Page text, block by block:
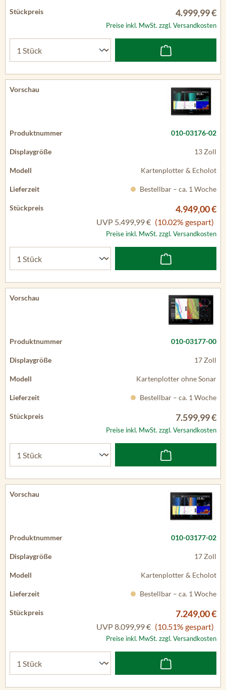
4.999,99 €
Preise inkl. MwSt. zzgl. Versandkosten
010-03176-02
13 Zoll
Kartenplotter & Echolot
Bestellbar – ca. 1 Woche
4.949,00 €
UVP 5.499,99 € (10.02% gespart)
Preise inkl. MwSt. zzgl. Versandkosten
010-03177-00
17 Zoll
Kartenplotter ohne Sonar
Bestellbar – ca. 1 Woche
7.599,99 €
Preise inkl. MwSt. zzgl. Versandkosten
010-03177-02
17 Zoll
Kartenplotter & Echolot
Bestellbar – ca. 1 Woche
7.249,00 €
UVP8.099,99 € (10.51% gespart)
Preise inkl. MwSt. zzgl. Versandkosten